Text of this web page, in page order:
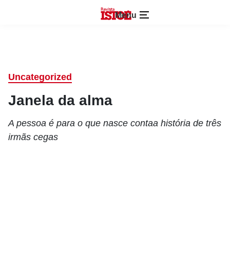
Menu
Uncategorized
Janela da alma
A pessoa é para o que nasce contaa história de três
irmãs cegas